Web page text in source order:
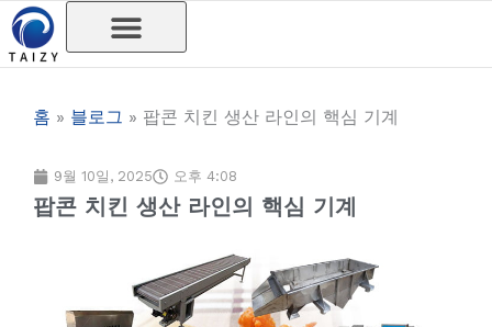
콘
텐
홈 » 블로그 » 팝콘 치킨 생산 라인의 핵심 기계
9월 10일, 2025 오후 4:08
팝콘 치킨 생산 라인의 핵심 기계